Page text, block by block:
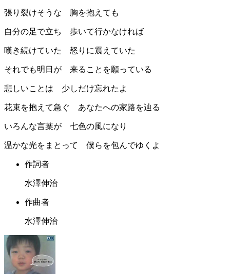
張り裂けそうな 胸を抱えても
自分の足で立ち 歩いて行かなければ
嘆き続けていた 怒りに震えていた
それでも明日が 来ることを願っている
悲しいことは 少しだけ忘れたよ
花束を抱えて急ぐ あなたへの家路を辿る
いろんな言葉が 七色の風になり
温かな光をまとって 僕らを包んでゆくよ
作詞者
水澤伸治
作曲者
水澤伸治